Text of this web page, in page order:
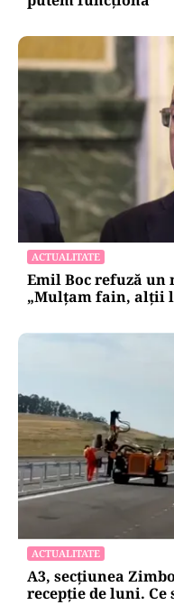
ACTUALITATE
Emil Boc refuză un
„Mulțam fain, alții
ACTUALITATE
A3, secțiunea
recepție de luni.